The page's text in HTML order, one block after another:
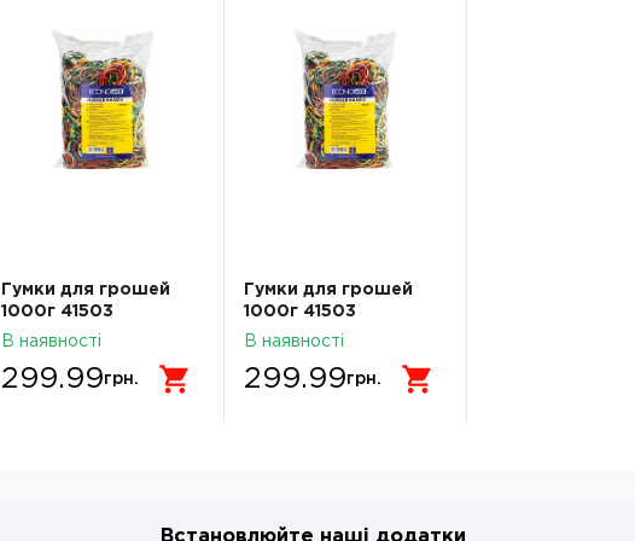
Гумки для грошей
1000г 41503
Economix
В наявності
299.99грн.
Гумки для грошей
1000г 41503
Economix
В наявності
299.99грн.
Встановлюйте наші додатки